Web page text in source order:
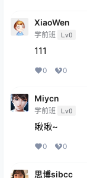
XiaoWen
学前班 Lv0
111
0 0
Miycn
学前班 Lv0
瞅瞅~
0 0
思博sibcc